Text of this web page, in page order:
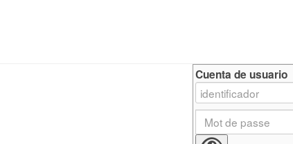
Cuenta de usuario